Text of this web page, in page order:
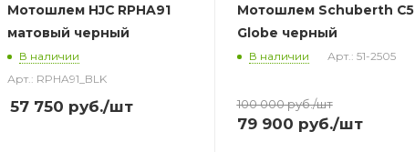
Мотошлем HJC RPHA91
матовый черный
В наличии
Арт.: RPHA91_BLK
57 750 руб./шт
Мотошлем Schuberth C5
Globe черный
В наличии Арт.: 51-2505
100 000руб./шт
79 900 руб./шт